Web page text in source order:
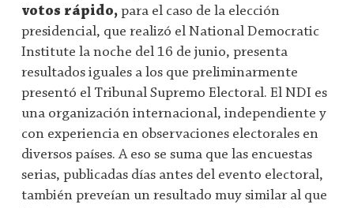
votos rápido, para el caso de la elección
presidencial, que realizó el National Democratic
Institute la noche del 16 de junio, presenta
resultados iguales a los que preliminarmente
presentó el Tribunal Supremo Electoral. El NDI es
una organización internacional, independiente y
con experiencia en observaciones electorales en
diversos países. A eso se suma que las encuestas
serias, publicadas días antes del evento electoral,
también preveían un resultado muy similar al que